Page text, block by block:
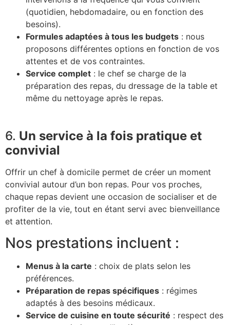
(quotidien, hebdomadaire, ou en fonction des
besoins).
Formules adaptées à tous les budgets : nous
proposons différentes options en fonction de vos
attentes et de vos contraintes.
Service complet : le chef se charge de la
préparation des repas, du dressage de la table et
même du nettoyage après le repas.
6. Un service à la fois pratique et
convivial
Offrir un chef à domicile permet de créer un moment
convivial autour d’un bon repas. Pour vos proches,
chaque repas devient une occasion de socialiser et de
profiter de la vie, tout en étant servi avec bienveillance
et attention.
Nos prestations incluent :
Menus à la carte : choix de plats selon les
préférences.
Préparation de repas spécifiques : régimes
adaptés à des besoins médicaux.
Service de cuisine en toute sécurité : respect des